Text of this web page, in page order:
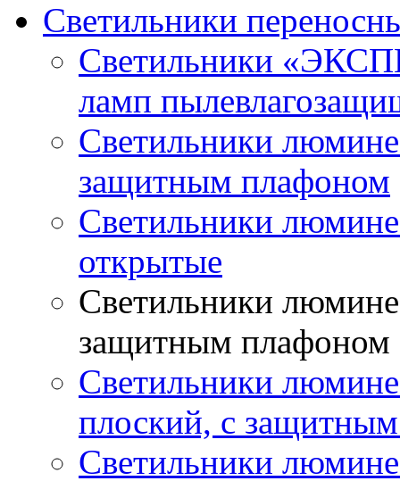
Светильники
Светильники
ламп
Светильники
защитным плафоном
Светильники
открытые
Светильники
защитным плафоном
Светильники
плоский, с
Светильники